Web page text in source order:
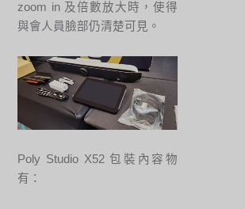
zoom in 及倍數放大時，使得
與會人員臉部仍清楚可見。
Poly Studio X52 包裝內容物
有：